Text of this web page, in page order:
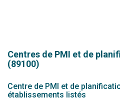
Centres de PMI et de
(89100)
Centre de PMI et de
établissements listés